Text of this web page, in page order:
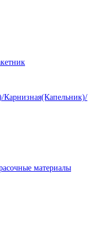
Карнизная(Капельник)/
материалы